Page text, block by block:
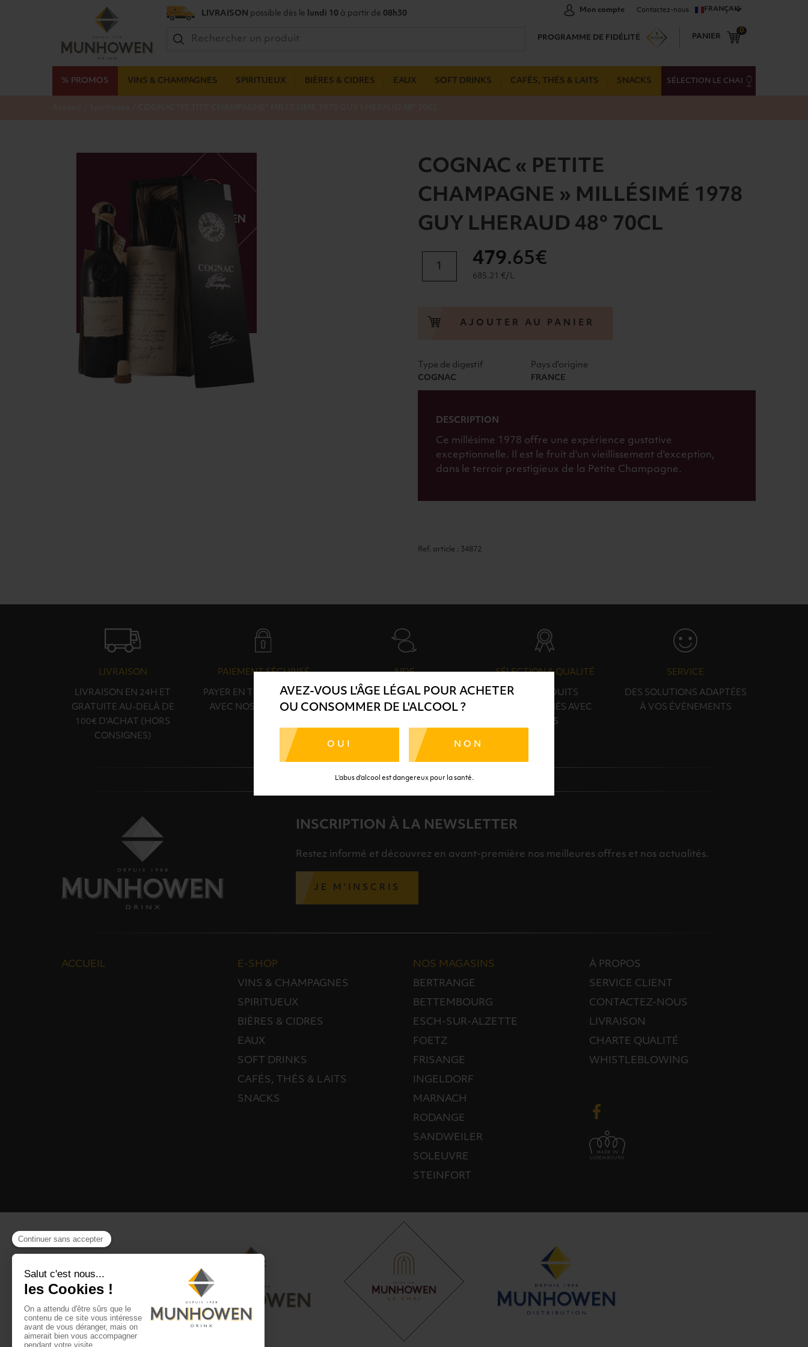
AVEZ-VOUS L'ÂGE LÉGAL POUR ACHETER
OU CONSOMMER DE L'ALCOOL ?
OUI NON
L’abus d’alcool est dangereux pour la santé.
LIVRAISON possible dès le lundi 10 à partir de 08h30 Mon compte Contactez-nous FRANÇAIS
PROGRAMME DE FIDÉLITÉ PANIER
0
% PROMOS VINS & CHAMPAGNES SPIRITUEUX BIÈRES & CIDRES EAUX SOFT DRINKS CAFÉS, THÉS & LAITS SNACKS SÉLECTION LE CHAI
COGNAC « PETITE
CHAMPAGNE » MILLÉSIMÉ 1978
GUY LHERAUD 48° 70CL
CHAMPAGNE"
MILLÉSIMÉ
GUY
LHERAUD
48°
479.65€
685.21 €/L
AJOUTER AU PANIER
Type de digestif
COGNAC
Pays d'origine
FRANCE
DESCRIPTION
Ce millésime 1978 offre une expérience gustative
exceptionnelle. Il est le fruit d'un vieillissement d'exception,
dans le terroir prestigieux de la Petite Champagne.
Ref. article : 34872
LIVRAISON
LIVRAISON EN 24H ET
GRATUITE AU-DELÀ DE
100€ D'ACHAT (HORS
CONSIGNES)
PAIEMENT SÉCURISÉ
PAYER EN TOUTE SÉRÉNITÉ
AVEC NOS PARTENAIRES
AIDE
NOS CONSEILLERS SONT À
VOTRE DISPOSITION
SÉLECTION & QUALITÉ
DES PRODUITS
SÉLECTIONNÉS AVEC
SOINS
SERVICE
DES SOLUTIONS ADAPTÉES
À VOS ÉVÉNEMENTS
INSCRIPTION À LA NEWSLETTER
Restez informé et découvrez en avant-première nos meilleures offres et nos actualités.
JE M'INSCRIS
ACCUEIL
E-SHOP
VINS & CHAMPAGNES
SPIRITUEUX
BIÈRES & CIDRES
EAUX
SOFT DRINKS
CAFÉS, THÉS & LAITS
SNACKS
NOS MAGASINS
BERTRANGE
BETTEMBOURG
ESCH-SUR-ALZETTE
FOETZ
FRISANGE
INGELDORF
MARNACH
RODANGE
SANDWEILER
SOLEUVRE
STEINFORT
À PROPOS
SERVICE CLIENT
CONTACTEZ-NOUS
LIVRAISON
CHARTE QUALITÉ
WHISTLEBLOWING